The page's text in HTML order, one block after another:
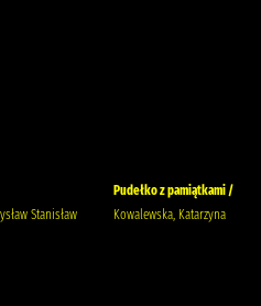
Stanisław
Pudełko z pamiątkami /
Kowalewska, Katarzyna